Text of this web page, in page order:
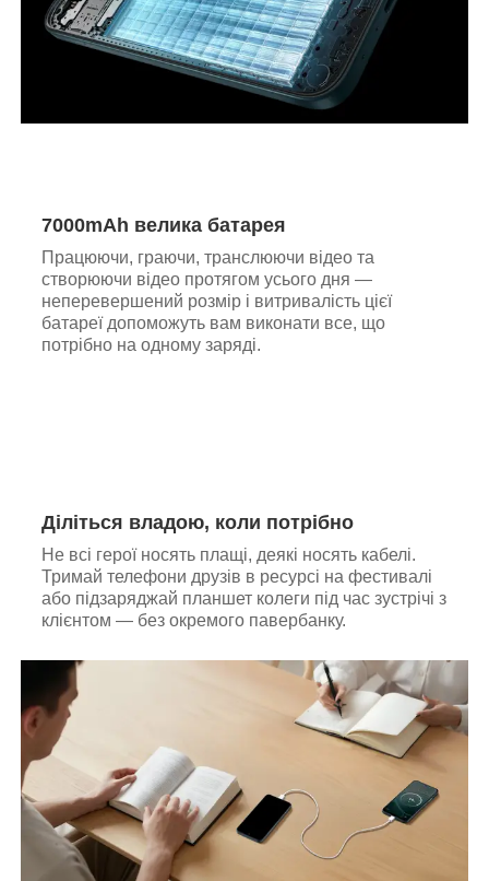
7000mAh велика батарея
Працюючи, граючи, транслюючи відео та
створюючи відео протягом усього дня —
неперевершений розмір і витривалість цієї
батареї допоможуть вам виконати все, що
потрібно на одному заряді.
Діліться владою, коли потрібно
Не всі герої носять плащі, деякі носять кабелі.
Тримай телефони друзів в ресурсі на фестивалі
або підзаряджай планшет колеги під час зустрічі з
клієнтом — без окремого павербанку.